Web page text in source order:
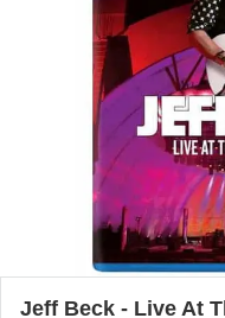
Jeff Beck - Live At